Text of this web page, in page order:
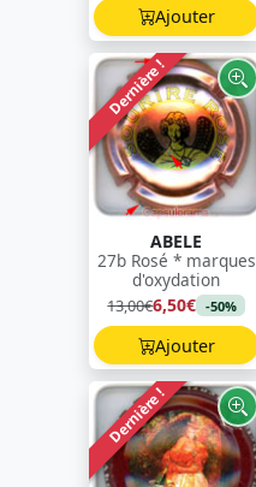
Ajouter
Dernière !
ABELE
27b Rosé * marques
d'oxydation
13,00€6,50€ -50%
Ajouter
Dernière !